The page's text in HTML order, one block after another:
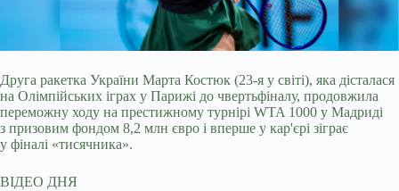
Друга ракетка України Марта Костюк (23-я у світі), яка дісталася
на Олімпійських іграх у Парижі до чвертьфіналу, продовжила
переможну ходу на престижному турнірі WTA 1000 у Мадриді
з призовим фондом 8,2 млн євро і вперше у кар'єрі зіграє
у фіналі «тисячника».
ВІДЕО ДНЯ